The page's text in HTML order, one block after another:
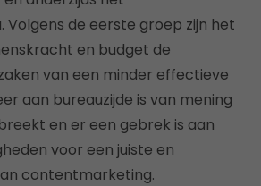
Volgens de eerste groep zijn het
en budget de
van een minder effectieve
aan bureauzijde is van mening
en er een gebrek is aan
voor een juiste en
contentmarketing.